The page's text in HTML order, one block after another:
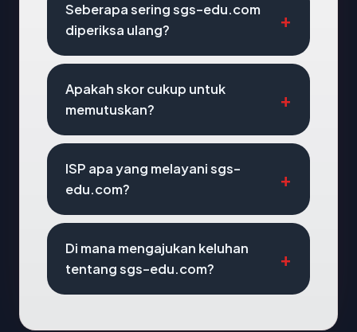
Seberapa sering sgs-edu.com
diperiksa ulang?
Apakah skor cukup untuk
memutuskan?
ISP apa yang melayani sgs-
edu.com?
Di mana mengajukan keluhan
tentang sgs-edu.com?